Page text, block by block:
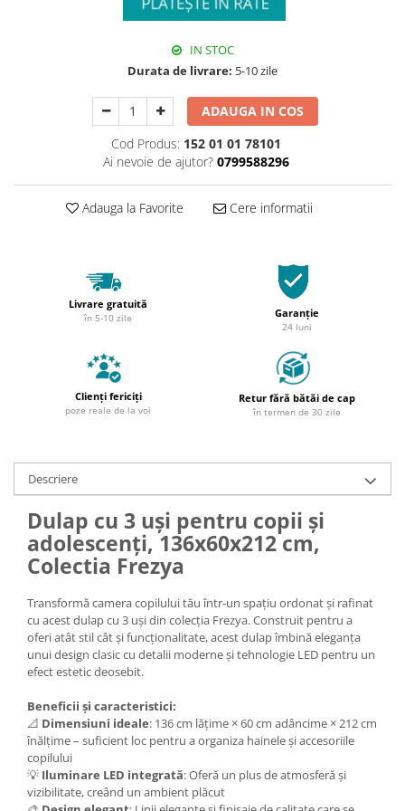
IN STOC
Durata de livrare: 5-10 zile
ADAUGA IN COS
Cod Produs: 152 01 01 78101
Ai nevoie de ajutor? 0799588296
Adauga la Favorite Cere informatii
Livrare gratuită
în 5-10 zile Garanție
24 luni
Clienți fericiți
poze reale de la voi
Retur fără bătăi de cap
în termen de 30 zile
Descriere
Dulap cu 3 uși pentru copii și
adolescenți, 136x60x212 cm,
Colectia Frezya
Transformă camera copilului tău într-un spațiu ordonat și rafinat
cu acest dulap cu 3 uși din colecția Frezya. Construit pentru a
oferi atât stil cât și funcționalitate, acest dulap îmbină eleganța
unui design clasic cu detalii moderne și tehnologie LED pentru un
efect estetic deosebit.
Beneficii și caracteristici:
📐 Dimensiuni ideale: 136 cm lățime × 60 cm adâncime × 212 cm
înălțime – suficient loc pentru a organiza hainele și accesoriile
copilului
💡 Iluminare LED integrată: Oferă un plus de atmosferă și
vizibilitate, creând un ambient plăcut